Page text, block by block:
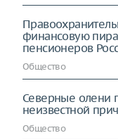
финансовую
пенсионеров
Общество
Северные олени
неизвестной
Общество